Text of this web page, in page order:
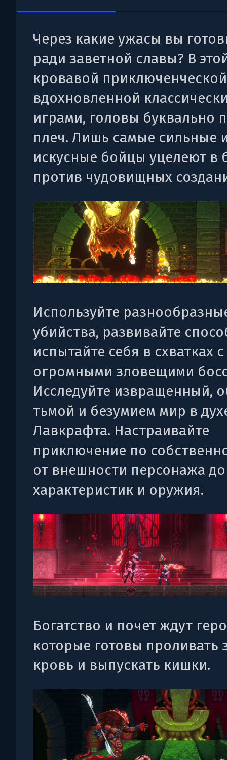
Через какие ужасы вы
ради заветной славы? В
кровавой
вдохновленной
играми, головы буквально
плеч. Лишь самые сильные
искусные бойцы уцелеют в
против чудовищных
Используйте
убийства, развивайте
испытайте себя в схватках с
огромными зловещими
Исследуйте извращенный,
тьмой и безумием мир в
Лавкрафта. Настраивайте
приключение по
от внешности персонажа
характеристик и оружия.
Богатство и почет ждут
которые готовы проливать
кровь и выпускать кишки.